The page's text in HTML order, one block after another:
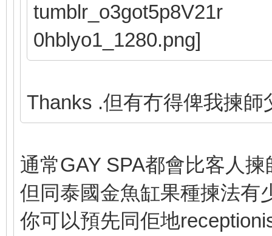
Thanks .但有冇得俾我揀
通常GAY SPA都會比客人揀
但同泰國金魚缸果種揀法有
你可以預先同佢地